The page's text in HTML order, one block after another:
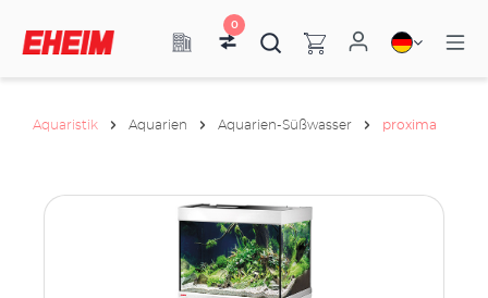
0
Aquaristik Aquarien Aquarien-Süßwasser proxima